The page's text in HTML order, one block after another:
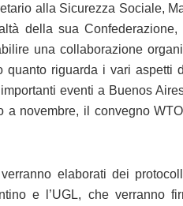
alla Sicurezza Sociale,
della sua
una collaborazione
quanto riguarda i vari
eventi a Buenos
a novembre, il convegno
elaborati dei
e l’UGL, che verranno